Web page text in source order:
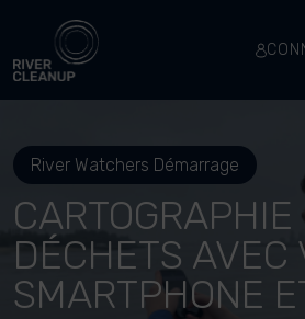
River Cleanup
River Watchers Démarrage
CARTOGRAPHIE
DÉCHETS AVEC
SMARTPHONE